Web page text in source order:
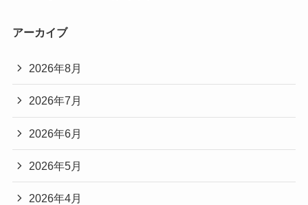
アーカイブ
2026年8月
2026年7月
2026年6月
2026年5月
2026年4月